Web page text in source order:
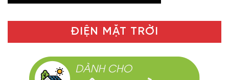
ĐIỆN MẶT TRỜI